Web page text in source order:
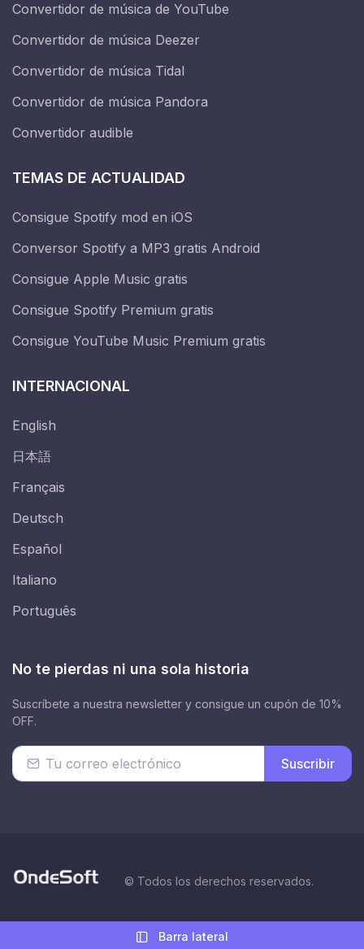
Convertidor de música de YouTube
Convertidor de música Deezer
Convertidor de música Tidal
Convertidor de música Pandora
Convertidor audible
TEMAS DE ACTUALIDAD
Consigue Spotify mod en iOS
Conversor Spotify a MP3 gratis Android
Consigue Apple Music gratis
Consigue Spotify Premium gratis
Consigue YouTube Music Premium gratis
INTERNACIONAL
English
日本語
Français
Deutsch
Español
Italiano
Português
No te pierdas ni una sola historia
Suscríbete a nuestra newsletter y consigue un cupón de 10%
OFF.
Suscribir
© Todos los derechos reservados.
Barra lateral